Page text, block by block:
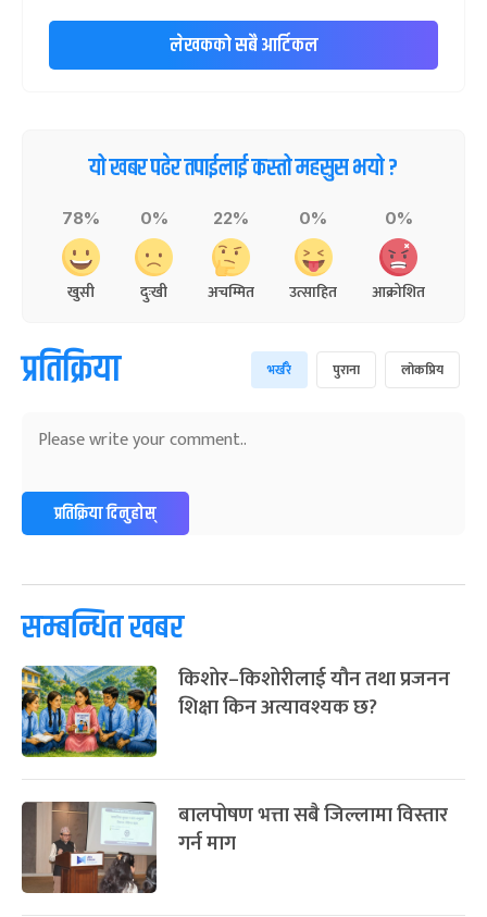
लेखकको सबै आर्टिकल
यो खबर पढेर तपाईलाई कस्तो महसुस भयो ?
78%
खुसी
0%
दुःखी
22%
अचम्मित
0%
उत्साहित
0%
आक्रोशित
प्रतिक्रिया भर्खरै पुराना लोकप्रिय
प्रतिक्रिया दिनुहोस्
सम्बन्धित खबर
किशोर–किशोरीलाई यौन तथा प्रजनन
शिक्षा किन अत्यावश्यक छ?
बालपोषण भत्ता सबै जिल्लामा विस्तार
गर्न माग